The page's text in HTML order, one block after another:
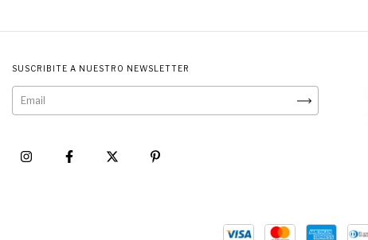
SUSCRIBITE A NUESTRO NEWSLETTER